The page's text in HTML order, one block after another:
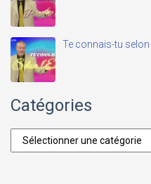
Te connais-tu selon
Catégories
Catégories